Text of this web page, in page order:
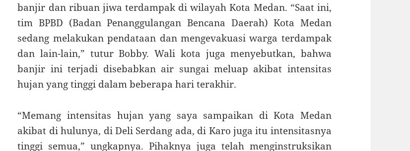
banjir dan ribuan jiwa terdampak di wilayah Kota Medan. “Saat ini,
tim BPBD (Badan Penanggulangan Bencana Daerah) Kota Medan
sedang melakukan pendataan dan mengevakuasi warga terdampak
dan lain-lain,” tutur Bobby. Wali kota juga menyebutkan, bahwa
banjir ini terjadi disebabkan air sungai meluap akibat intensitas
hujan yang tinggi dalam beberapa hari terakhir.
“Memang intensitas hujan yang saya sampaikan di Kota Medan
akibat di hulunya, di Deli Serdang ada, di Karo juga itu intensitasnya
tinggi semua,” ungkapnya. Pihaknya juga telah menginstruksikan